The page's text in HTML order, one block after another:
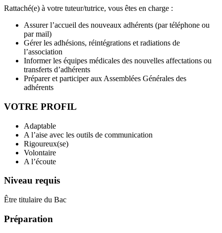
Rattaché(e) à votre tuteur/tutrice, vous êtes en charge :
Assurer l’accueil des nouveaux adhérents (par téléphone ou
par mail)
Gérer les adhésions, réintégrations et radiations de
l’association
Informer les équipes médicales des nouvelles affectations ou
transferts d’adhérents
Préparer et participer aux Assemblées Générales des
adhérents
VOTRE PROFIL
Adaptable
A l’aise avec les outils de communication
Rigoureux(se)
Volontaire
A l’écoute
Niveau requis
Être titulaire du Bac
Préparation